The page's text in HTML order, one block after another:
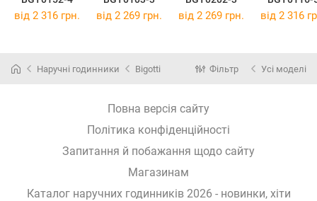
від 2 316 грн. від 2 269 грн. від 2 269 грн. від 2 316
Наручні годинники Bigotti Фільтр Усі моделі
Повна версія сайту
Політика конфіденційності
Запитання й побажання щодо сайту
Магазинам
Каталог наручних годинників 2026 - новинки, хіти